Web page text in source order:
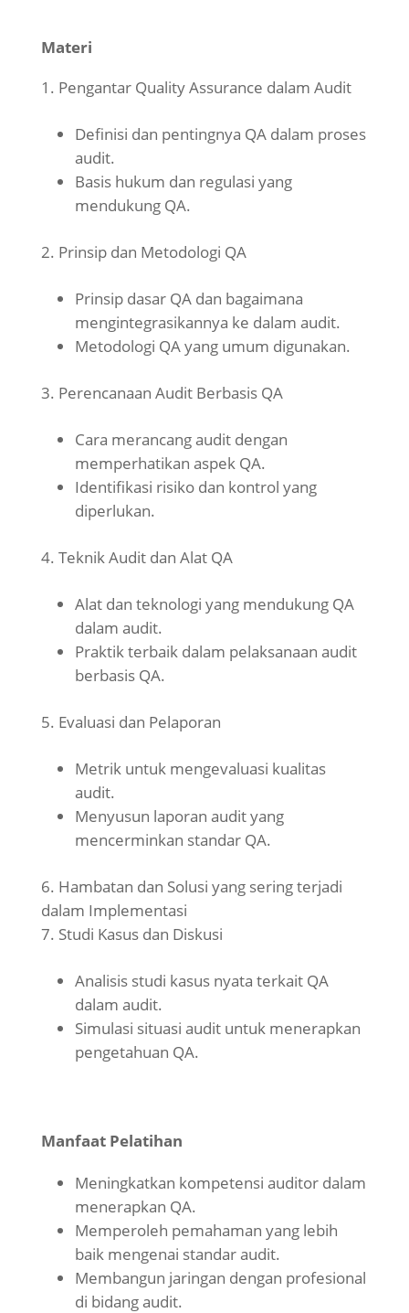
Materi
Pengantar Quality Assurance dalam Audit
Definisi dan pentingnya QA dalam proses
audit.
Basis hukum dan regulasi yang
mendukung QA.
Prinsip dan Metodologi QA
Prinsip dasar QA dan bagaimana
mengintegrasikannya ke dalam audit.
Metodologi QA yang umum digunakan.
Perencanaan Audit Berbasis QA
Cara merancang audit dengan
memperhatikan aspek QA.
Identifikasi risiko dan kontrol yang
diperlukan.
Teknik Audit dan Alat QA
Alat dan teknologi yang mendukung QA
dalam audit.
Praktik terbaik dalam pelaksanaan audit
berbasis QA.
Evaluasi dan Pelaporan
Metrik untuk mengevaluasi kualitas
audit.
Menyusun laporan audit yang
mencerminkan standar QA.
Hambatan dan Solusi yang sering terjadi
dalam Implementasi
Studi Kasus dan Diskusi
Analisis studi kasus nyata terkait QA
dalam audit.
Simulasi situasi audit untuk menerapkan
pengetahuan QA.
Manfaat Pelatihan
Meningkatkan kompetensi auditor dalam
menerapkan QA.
Memperoleh pemahaman yang lebih
baik mengenai standar audit.
Membangun jaringan dengan profesional
di bidang audit.